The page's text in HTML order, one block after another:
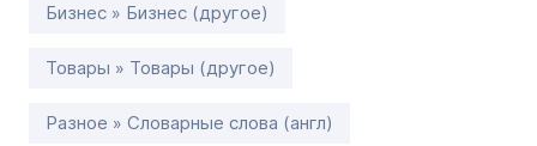
Бизнес » Бизнес (другое)
Товары » Товары (другое)
Разное » Словарные слова (англ)